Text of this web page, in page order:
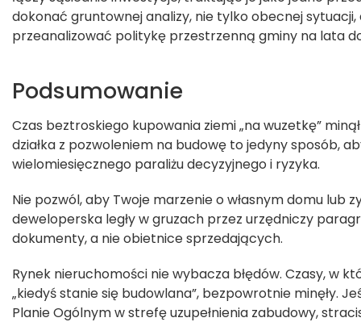
dokonać gruntownej analizy, nie tylko obecnej sytuacji,
przeanalizować politykę przestrzenną gminy na lata
Podsumowanie
Czas beztroskiego kupowania ziemi „na wuzetkę”
działka z pozwoleniem na budowę to jedyny sposób,
wielomiesięcznego paraliżu decyzyjnego i ryzyka.
Nie pozwól, aby Twoje marzenie o własnym domu lub
deweloperska legły w gruzach przez urzędniczy
dokumenty, a nie obietnice sprzedających.
Rynek nieruchomości nie wybacza błędów. Czasy, w
„kiedyś stanie się budowlana”, bezpowrotnie minęły.
Planie Ogólnym w strefę uzupełnienia zabudowy,